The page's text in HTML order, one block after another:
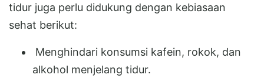
tidur juga perlu didukung dengan kebiasaan
sehat berikut:
Menghindari konsumsi kafein, rokok, dan
alkohol menjelang tidur.